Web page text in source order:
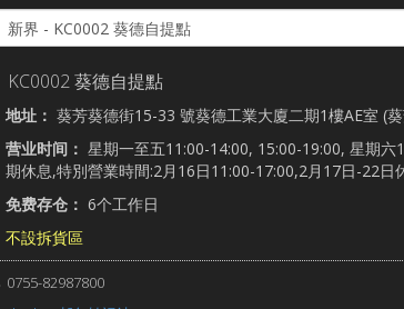
KC0002 葵德自提點
地址： 葵芳葵德街15-33 號葵德工業大廈二期1樓AE室 (
营业时间： 星期一至五11:00-14:00, 15:00-19:00, 星期六
期休息,特別營業時間:2月16日11:00-17:00,2月17日-22日
免费存仓： 6个工作日
不設拆貨區
0755-82987800